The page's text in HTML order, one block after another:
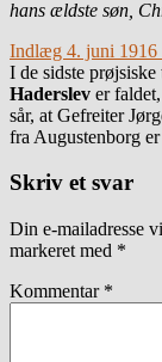
hans ældste søn,
Indlæg 4. juni 1916
I de sidste prøjsiske
Haderslev er
sår, at Gefreiter
fra Augustenborg
Skriv et svar
Din e-mailadresse
markeret med *
Kommentar *